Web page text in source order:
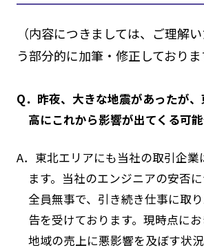
（内容につきましては、ご理解
う部分的に加筆・修正しておりま
Q．昨夜、大きな地震があったが
高にこれから影響が出てくる可能
A．東北エリアにも当社の取引企業
ます。当社のエンジニアの安否に
全員無事で、引き続き仕事に取
告を受けております。現時点に
地域の売上に悪影響を及ぼす状